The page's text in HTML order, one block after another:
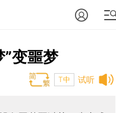
变噩梦
试听
T中